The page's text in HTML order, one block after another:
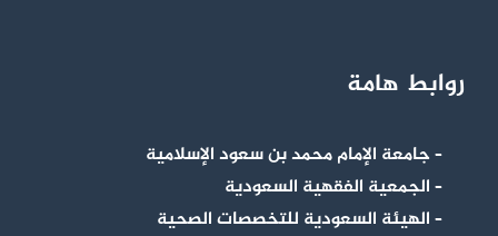
روابط هامة
– جامعة الإمام محمد بن سعود الإسلامية
– الجمعية الفقهية السعودية
– الهيئة السعودية للتخصصات الصحية